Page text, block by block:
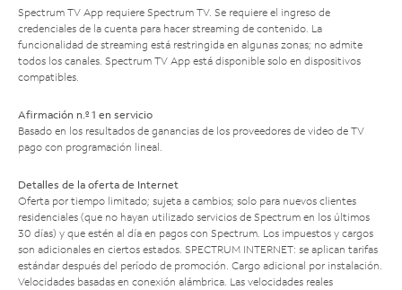
Spectrum TV App requiere Spectrum TV. Se requiere el ingreso de
credenciales de la cuenta para hacer streaming de contenido. La
funcionalidad de streaming está restringida en algunas zonas; no admite
todos los canales. Spectrum TV App está disponible solo en dispositivos
compatibles.
Afirmación n.º 1 en servicio
Basado en los resultados de ganancias de los proveedores de video de TV
pago con programación lineal.
Detalles de la oferta de Internet
Oferta por tiempo limitado; sujeta a cambios; solo para nuevos clientes
residenciales (que no hayan utilizado servicios de Spectrum en los últimos
30 días) y que estén al día en pagos con Spectrum. Los impuestos y cargos
son adicionales en ciertos estados. SPECTRUM INTERNET: se aplican tarifas
estándar después del período de promoción. Cargo adicional por instalación.
Velocidades basadas en conexión alámbrica. Las velocidades reales